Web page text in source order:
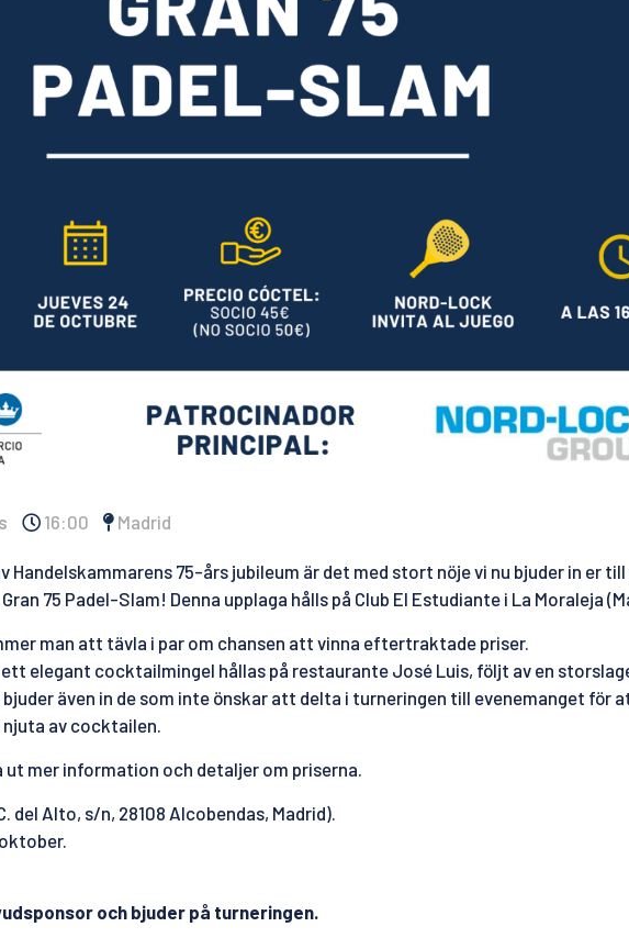
16:00 Madrid
75-års jubileum är det med stort nöje vi nu bjuder in er till
75 Padel-Slam! Denna upplaga hålls på Club El Estudiante i La Moraleja
man att tävla i par om chansen att vinna eftertraktade priser.
elegant cocktailmingel hållas på restaurante José Luis, följt av en
även in de som inte önskar att delta i turneringen till evenemanget för
av cocktailen.
mer information och detaljer om priserna.
del Alto, s/n, 28108 Alcobendas, Madrid).
och bjuder på turneringen.